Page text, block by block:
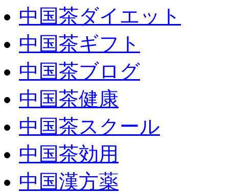
中国茶ダイエット
中国茶ギフト
中国茶ブログ
中国茶健康
中国茶スクール
中国茶効用
中国漢方薬